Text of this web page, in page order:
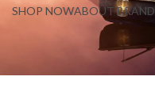
SHOP NOWABOUT BRAND